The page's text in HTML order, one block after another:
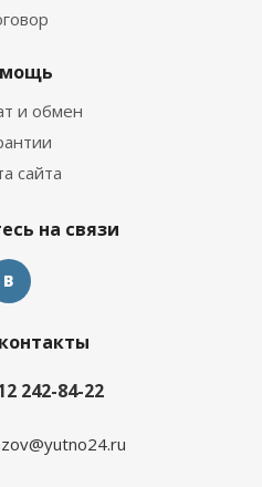
и обмен
сайта
на связи
242-84-22